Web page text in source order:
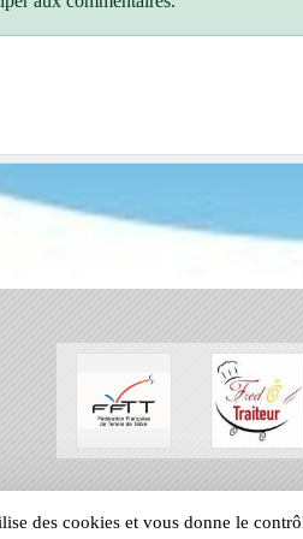
des cookies et vous donne le